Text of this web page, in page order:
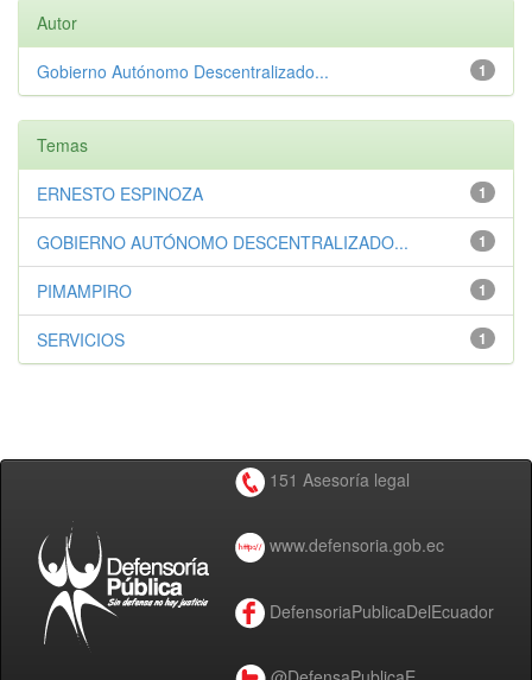
Autor
1
Gobierno Autónomo Descentralizado...
Temas
1
ERNESTO ESPINOZA
1
GOBIERNO AUTÓNOMO DESCENTRALIZADO...
1
PIMAMPIRO
1
SERVICIOS
151 Asesoría legal
www.defensoria.gob.ec
DefensoriaPublicaDelEcuador